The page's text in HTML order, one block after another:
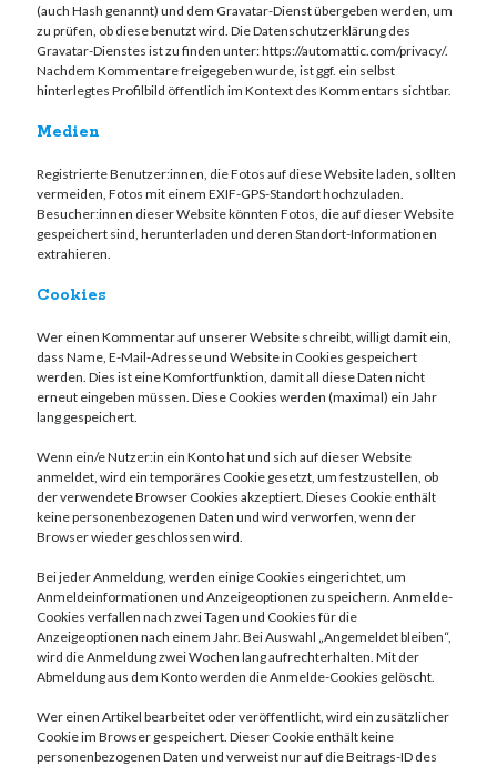
(auch Hash genannt) und dem Gravatar-Dienst übergeben werden, um
zu prüfen, ob diese benutzt wird. Die Datenschutzerklärung des
Gravatar-Dienstes ist zu finden unter: https://automattic.com/privacy/.
Nachdem Kommentare freigegeben wurde, ist ggf. ein selbst
hinterlegtes Profilbild öffentlich im Kontext des Kommentars sichtbar.
Medien
Registrierte Benutzer:innen, die Fotos auf diese Website laden, sollten
vermeiden, Fotos mit einem EXIF-GPS-Standort hochzuladen.
Besucher:innen dieser Website könnten Fotos, die auf dieser Website
gespeichert sind, herunterladen und deren Standort-Informationen
extrahieren.
Cookies
Wer einen Kommentar auf unserer Website schreibt, willigt damit ein,
dass Name, E-Mail-Adresse und Website in Cookies gespeichert
werden. Dies ist eine Komfortfunktion, damit all diese Daten nicht
erneut eingeben müssen. Diese Cookies werden (maximal) ein Jahr
lang gespeichert.
Wenn ein/e Nutzer:in ein Konto hat und sich auf dieser Website
anmeldet, wird ein temporäres Cookie gesetzt, um festzustellen, ob
der verwendete Browser Cookies akzeptiert. Dieses Cookie enthält
keine personenbezogenen Daten und wird verworfen, wenn der
Browser wieder geschlossen wird.
Bei jeder Anmeldung, werden einige Cookies eingerichtet, um
Anmeldeinformationen und Anzeigeoptionen zu speichern. Anmelde-
Cookies verfallen nach zwei Tagen und Cookies für die
Anzeigeoptionen nach einem Jahr. Bei Auswahl „Angemeldet bleiben“,
wird die Anmeldung zwei Wochen lang aufrechterhalten. Mit der
Abmeldung aus dem Konto werden die Anmelde-Cookies gelöscht.
Wer einen Artikel bearbeitet oder veröffentlicht, wird ein zusätzlicher
Cookie im Browser gespeichert. Dieser Cookie enthält keine
personenbezogenen Daten und verweist nur auf die Beitrags-ID des